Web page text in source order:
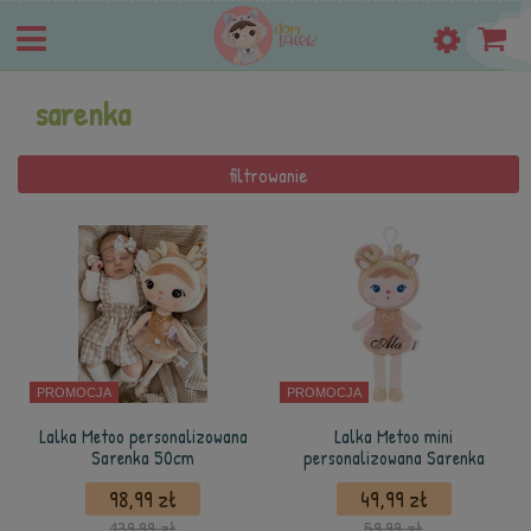
sarenka
filtrowanie
PROMOCJA
Lalka Metoo personalizowana
Sarenka 50cm
98,99 zł
PROMOCJA
Lalka Metoo mini
personalizowana Sarenka
49,99 zł